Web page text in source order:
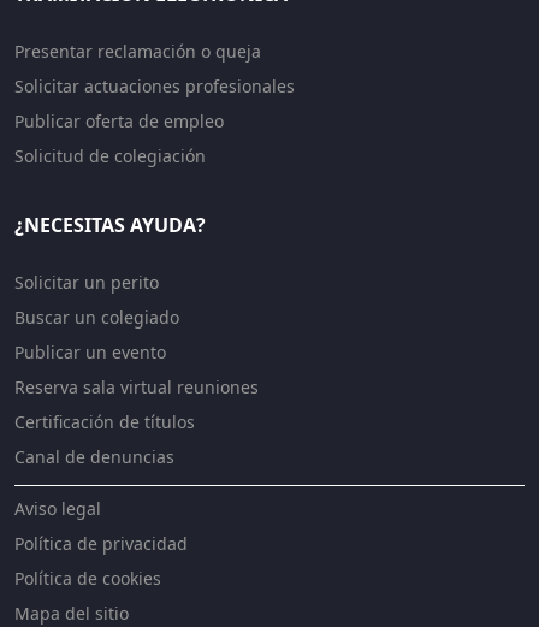
Presentar reclamación o queja
Solicitar actuaciones profesionales
Publicar oferta de empleo
Solicitud de colegiación
¿NECESITAS AYUDA?
Solicitar un perito
Buscar un colegiado
Publicar un evento
Reserva sala virtual reuniones
Certificación de títulos
Canal de denuncias
Aviso legal
Política de privacidad
Política de cookies
Mapa del sitio